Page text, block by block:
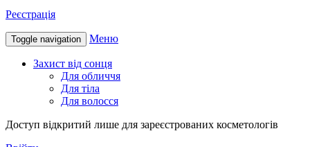
Реєстрація
Toggle navigation Меню
Захист від сонця
Для обличчя
Для тіла
Для волосся
Доступ відкритий лише для зареєстрованих косметологів